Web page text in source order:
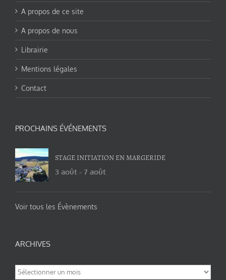
A propos de ce site
A propos de nous
Librairie
Mentions légales
Contact
PROCHAINS ÉVÉNEMENTS
STAGE INITIATION EN MARGERIDE
3 août - 7 août
Voir tous les Évènements
ARCHIVES
Archives